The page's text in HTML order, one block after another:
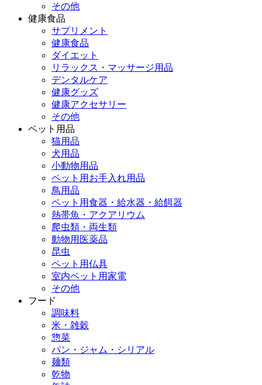
その他
健康食品
サプリメント
健康食品
ダイエット
リラックス・マッサージ用品
デンタルケア
健康グッズ
健康アクセサリー
その他
ペット用品
猫用品
犬用品
小動物用品
ペット用お手入れ用品
鳥用品
ペット用食器・給水器・給餌器
熱帯魚・アクアリウム
爬虫類・両生類
動物用医薬品
昆虫
ペット用仏具
室内ペット用家電
その他
フード
調味料
米・雑穀
惣菜
パン・ジャム・シリアル
麺類
乾物